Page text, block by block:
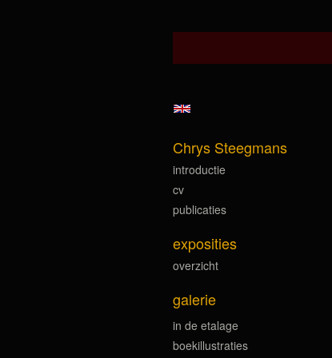
Chrys Steegmans
introductie
cv
publicaties
exposities
overzicht
galerie
in de etalage
boekillustraties